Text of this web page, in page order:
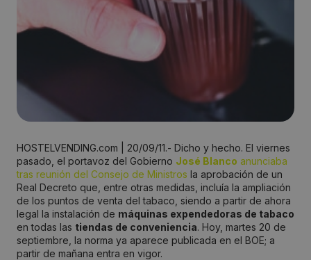
HOSTELVENDING.com | 20/09/11.- Dicho y hecho. El viernes
pasado, el portavoz del Gobierno José Blanco anunciaba
tras reunión del Consejo de Ministros la aprobación de un
Real Decreto que, entre otras medidas, incluía la ampliación
de los puntos de venta del tabaco, siendo a partir de ahora
legal la instalación de máquinas expendedoras de tabaco
en todas las tiendas de conveniencia. Hoy, martes 20 de
septiembre, la norma ya aparece publicada en el BOE; a
partir de mañana entra en vigor.